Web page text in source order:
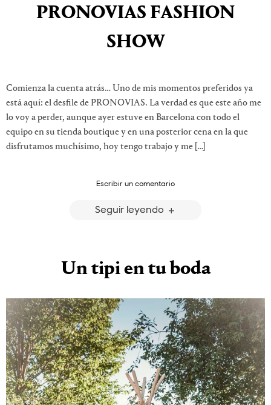
PRONOVIAS FASHION
SHOW
Comienza la cuenta atrás… Uno de mis momentos preferidos ya
está aquí: el desfile de PRONOVIAS. La verdad es que este año me
lo voy a perder, aunque ayer estuve en Barcelona con todo el
equipo en su tienda boutique y en una posterior cena en la que
disfrutamos muchísimo, hoy tengo trabajo y me […]
Escribir un comentario
Seguir leyendo
Un tipi en tu boda